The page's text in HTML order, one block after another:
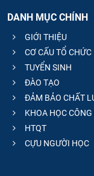
DANH MỤC CHÍNH
GIỚI THIỆU
CƠ CẤU TỔ CHỨC
TUYỂN SINH
ĐÀO TẠO
ĐẢM BẢO CHẤT
KHOA HỌC
HTQT
CỰU NGƯỜI HỌC